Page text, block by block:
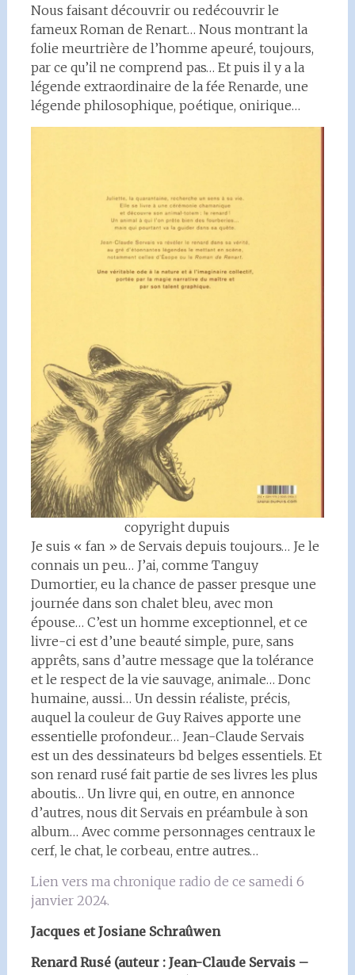
Nous faisant découvrir ou redécouvrir le
fameux Roman de Renart… Nous montrant la
folie meurtrière de l’homme apeuré, toujours,
par ce qu’il ne comprend pas… Et puis il y a la
légende extraordinaire de la fée Renarde, une
légende philosophique, poétique, onirique…
copyright dupuis
Je suis « fan » de Servais depuis toujours… Je le
connais un peu… J’ai, comme Tanguy
Dumortier, eu la chance de passer presque une
journée dans son chalet bleu, avec mon
épouse… C’est un homme exceptionnel, et ce
livre-ci est d’une beauté simple, pure, sans
apprêts, sans d’autre message que la tolérance
et le respect de la vie sauvage, animale… Donc
humaine, aussi… Un dessin réaliste, précis,
auquel la couleur de Guy Raives apporte une
essentielle profondeur… Jean-Claude Servais
est un des dessinateurs bd belges essentiels. Et
son renard rusé fait partie de ses livres les plus
aboutis… Un livre qui, en outre, en annonce
d’autres, nous dit Servais en préambule à son
album… Avec comme personnages centraux le
cerf, le chat, le corbeau, entre autres…
Lien vers ma chronique radio de ce samedi 6
janvier 2024.
Jacques et Josiane Schraûwen
Renard Rusé (auteur : Jean-Claude Servais –